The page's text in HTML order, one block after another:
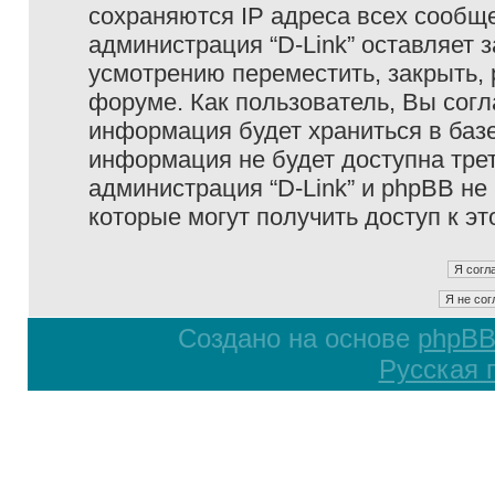
сохраняются IP адреса всех
администрация “D-Link”
усмотрению переместить,
форуме. Как пользователь, Вы
информация будет храниться в
информация не будет доступна
администрация “D-Link” и phpBB
которые могут получить доступ к
Создано на основе phpBB
Русская